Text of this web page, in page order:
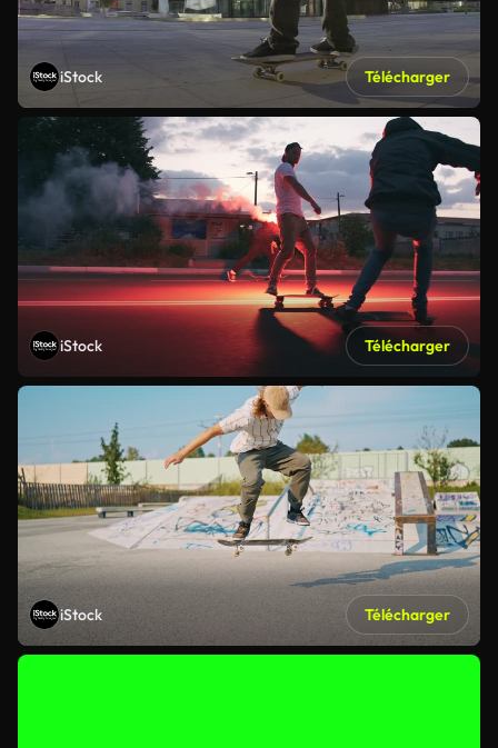
iStock Télécharger
iStock Télécharger
iStock Télécharger